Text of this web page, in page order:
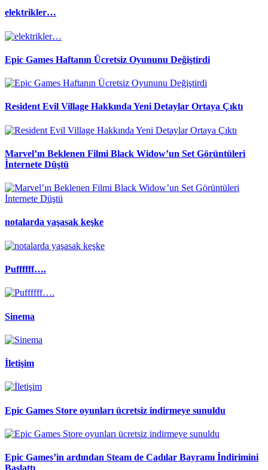
elektrikler…
Epic Games Haftanın Ücretsiz Oyununu Değiştirdi
Resident Evil Village Hakkında Yeni Detaylar Ortaya Çıktı
Marvel’ın Beklenen Filmi Black Widow’un Set Görüntüleri
İnternete Düştü
notalarda yaşasak keşke
Puffffff….
Sinema
İletişim
Epic Games Store oyunları ücretsiz indirmeye sunuldu
Epic Games’in ardından Steam de Cadılar Bayramı İndirimini